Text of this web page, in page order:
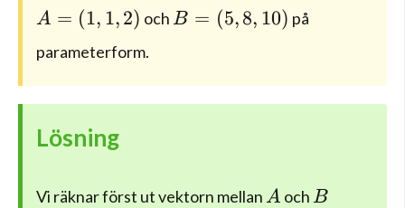
A=(1,1,2)
A = (1, 1,2) och B=(5,8,10)
B = (5,8, 10) på
parameterform.
Lösning
Vi räknar först ut vektorn mellan A
A och B
B